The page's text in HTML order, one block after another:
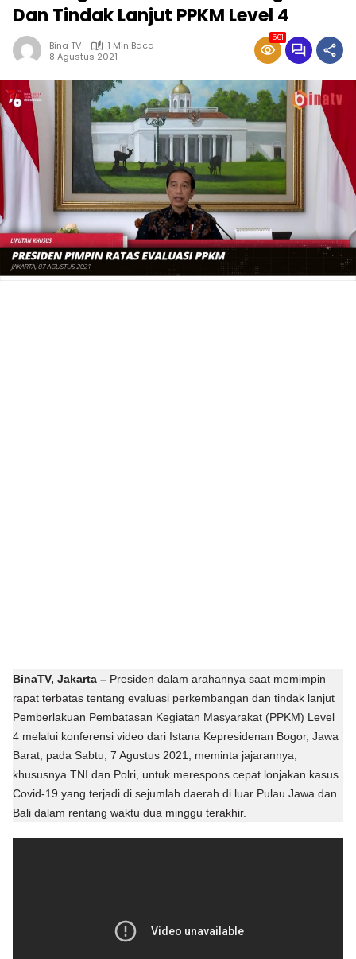
Dan Tindak Lanjut PPKM Level 4
Bina TV
1 Min Baca
8 Agustus 2021
561
BinaTV, Jakarta – Presiden dalam arahannya saat memimpin
rapat terbatas tentang evaluasi perkembangan dan tindak lanjut
Pemberlakuan Pembatasan Kegiatan Masyarakat (PPKM) Level
4 melalui konferensi video dari Istana Kepresidenan Bogor, Jawa
Barat, pada Sabtu, 7 Agustus 2021, meminta jajarannya,
khususnya TNI dan Polri, untuk merespons cepat lonjakan kasus
Covid-19 yang terjadi di sejumlah daerah di luar Pulau Jawa dan
Bali dalam rentang waktu dua minggu terakhir.